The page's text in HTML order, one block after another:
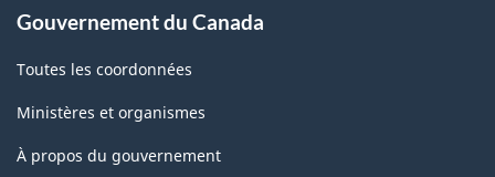
Gouvernement du Canada
Toutes les coordonnées
Ministères et organismes
À propos du gouvernement